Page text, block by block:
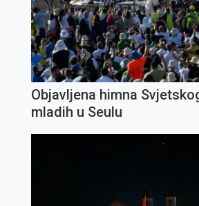
Objavljena himna
mladih u Seulu